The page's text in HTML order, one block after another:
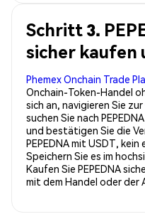
Schritt 3.
sicher kaufen
Phemex Onchain Trade
Onchain-Token-Handel
sich an, navigieren Sie zur
suchen Sie nach
und bestätigen Sie die
PEPEDNA mit USDT,
Speichern Sie es im
Kaufen Sie PEPEDNA
mit dem Handel oder der